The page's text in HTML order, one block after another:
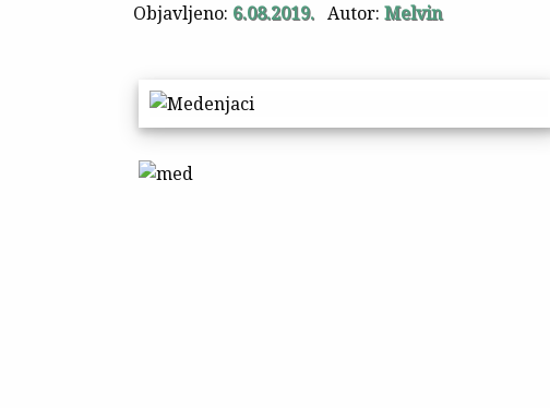
Objavljeno: 6.08.2019. Autor: Melvin